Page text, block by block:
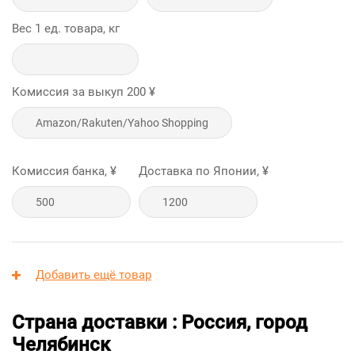
Вес 1 ед. товара, кг
Комиссия за выкуп 200 ¥
Комиссия банка, ¥ Доставка по Японии, ¥
Добавить ещё товар
Страна доставки : Россия, город
Челябинск